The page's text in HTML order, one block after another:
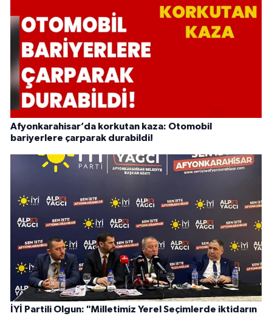
Afyonkarahisar’da korkutan kaza: Otomobil
bariyerlere çarparak durabildi!
İYİ Partili Olgun: "Milletimiz Yerel Seçimlerde iktidarın